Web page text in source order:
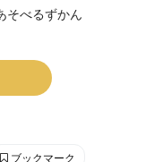
べるずかん
ブックマーク